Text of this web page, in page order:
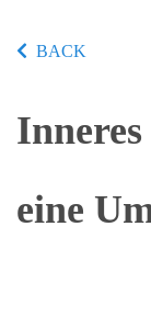
BACK
eine